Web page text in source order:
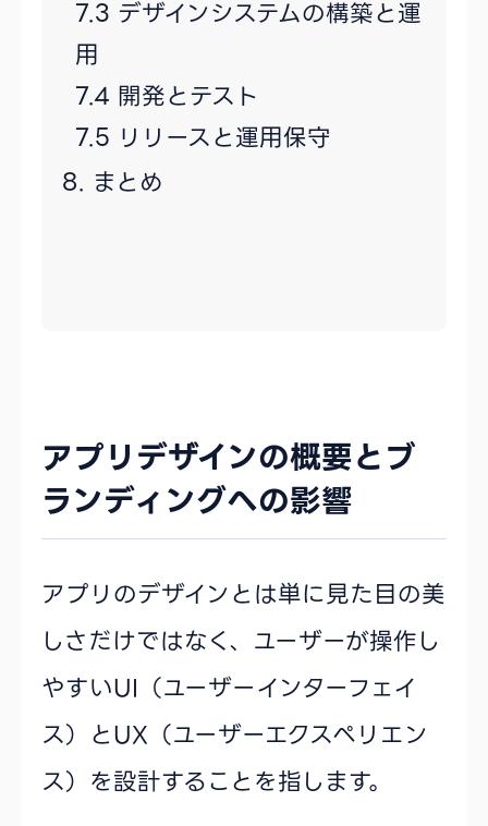
デザインシステムの構築と運
用
開発とテスト
リリースと運用保守
まとめ
アプリデザインの概要とブ
ランディングへの影響
アプリのデザインとは単に見た目の美
しさだけではなく、ユーザーが操作し
やすいUI（ユーザーインターフェイ
ス）とUX（ユーザーエクスペリエン
ス）を設計することを指します。